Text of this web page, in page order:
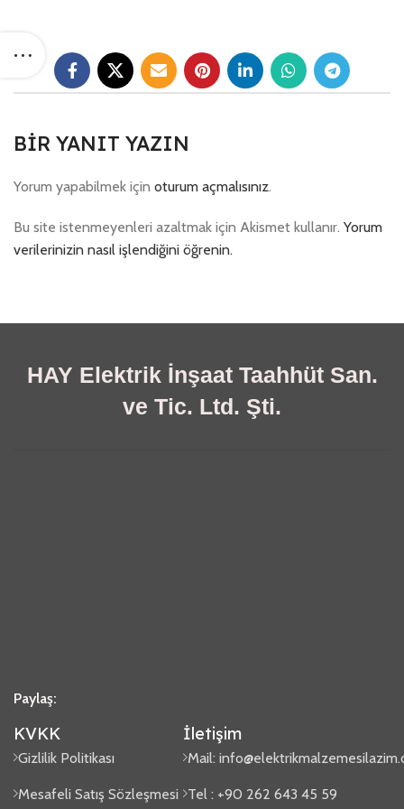
BIR YANIT YAZIN
Yorum yapabilmek için oturum açmalısınız.
Bu site istenmeyenleri azaltmak için Akismet kullanır. Yorum
verilerinizin nasıl işlendiğini öğrenin.
HAY Elektrik İnşaat Taahhüt San.
ve Tic. Ltd. Şti.
Paylaş:
KVKK
Gizlilik Politikası
Mesafeli Satış Sözleşmesi
İletişim
Mail:
Tel : +90 262 643 45 59